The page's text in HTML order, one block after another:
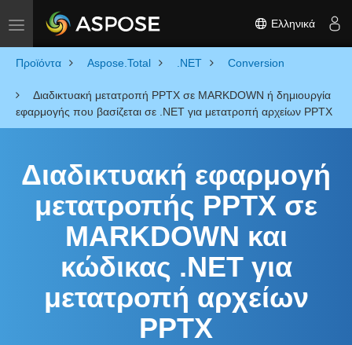
Toggle navigation Ελληνικά
Προϊόντα Aspose.Total .NET Conversion
Διαδικτυακή μετατροπή PPTX σε MARKDOWN ή δημιουργία
εφαρμογής που βασίζεται σε .NET για μετατροπή αρχείων PPTX
Διαδικτυακή εφαρμογή
μετατροπής PPTX σε
MARKDOWN και
κώδικας .NET για
μετατροπή αρχείων
PPTX